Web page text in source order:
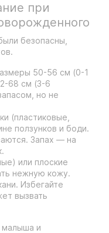
при
безопасны,
50-56 см (0-1
68 см (3-6
но не
(пластиковые,
ползунков и боди.
Запах — на
или плоские
нежную кожу.
Избегайте
вызвать
малыша и